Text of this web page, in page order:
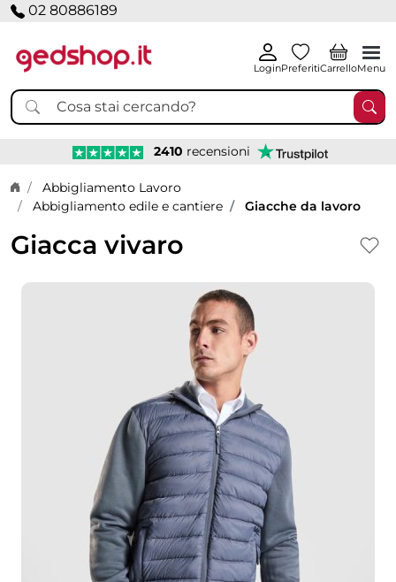
02 80886189
LoginPreferitiCarrelloMenu
2410 recensioni
Home page
Abbigliamento Lavoro
Abbigliamento edile e cantiere
Giacche da lavoro
Giacca vivaro